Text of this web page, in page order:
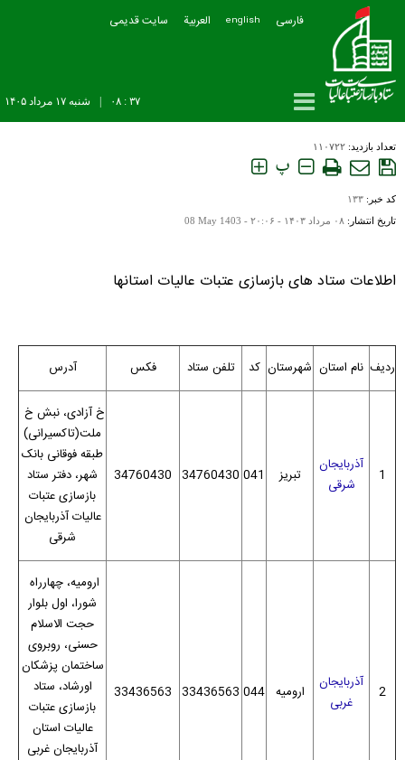
فارسی english العربیة سایت قدیمی
شنبه ۱۷ مرداد ۱۴۰۵ ۳۷ : ۰۸
تعداد بازدید: ۱۱۰۷۲۲
پ
کد خبر: ۱۳۳
تاریخ انتشار: ۰۸ مرداد ۱۴۰۳ - ۲۰:۰۶ - 08 May 1403
اطلاعات ستاد های بازسازی عتبات عالیات استانها
آدرس فکس تلفن ستاد کد شهرستان نام استان ردیف
ملت(تاکسیرانی)
طبقه فوقانی بانک
شهر، دفتر ستاد
بازسازی عتبات
عالیات آذربایجان
شرقی
34760430 34760430 041 تبریز
آذربایجان
شرقی
1
شورا، اول بلوار
حجت الاسلام
حسنی، روبروی
ساختمان پزشکان
اورشاد، ستاد
بازسازی عتبات
عالیات استان
آذربایجان غربی
33436563 33436563 044 ارومیه
آذربایجان
غربی
2